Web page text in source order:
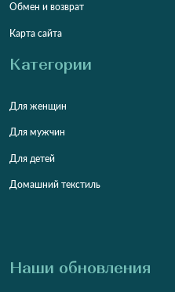
Обмен и возврат
Карта сайта
Категории
Для женщин
Для мужчин
Для детей
Домашний текстиль
Наши обновления